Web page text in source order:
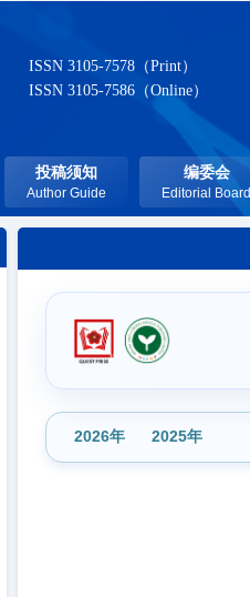
ISSN 3105-7578（Print）
ISSN 3105-7586（Online）
投稿须知
Author Guide
编委会
Editorial Board
2026年 2025年